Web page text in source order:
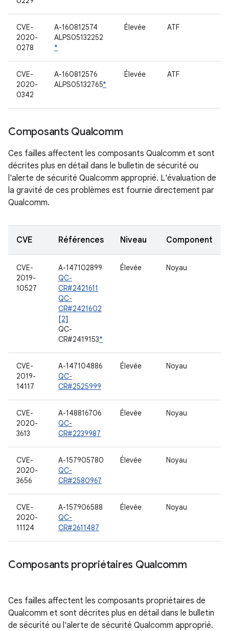
CVE-
2020-
0278
A-160812574
ALPS05132252
*
Élevée ATF
CVE-
2020-
0342
A-160812576
ALPS05132765*
Élevée ATF
Composants Qualcomm
Ces failles affectent les composants Qualcomm et sont
décrites plus en détail dans le bulletin de sécurité ou
l'alerte de sécurité Qualcomm approprié. L'évaluation de
la gravité de ces problèmes est fournie directement par
Qualcomm.
CVE Références Niveau Component
CVE-
2019-
10527
A-147102899
QC-
CR#2421611
QC-
CR#2421602
[2]
QC-
CR#2419153*
Élevée Noyau
CVE-
2019-
14117
A-147104886
QC-
CR#2525999
Élevée Noyau
CVE-
2020-
3613
A-148816706
QC-
CR#2239987
Élevée Noyau
CVE-
2020-
3656
A-157905780
QC-
CR#2580967
Élevée Noyau
CVE-
2020-
11124
A-157906588
QC-
CR#2611487
Élevée Noyau
Composants propriétaires Qualcomm
Ces failles affectent les composants propriétaires de
Qualcomm et sont décrites plus en détail dans le bulletin
de sécurité ou l'alerte de sécurité Qualcomm approprié.